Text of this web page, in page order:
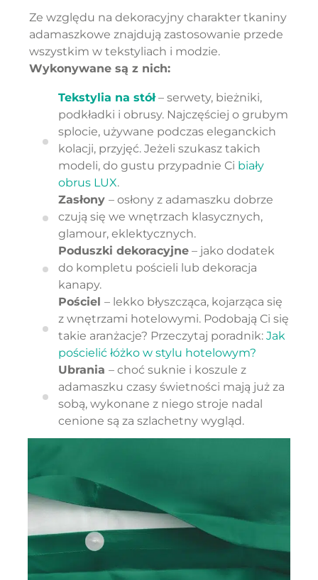
Ze względu na dekoracyjny charakter tkaniny
adamaszkowe znajdują zastosowanie przede
wszystkim w tekstyliach i modzie.
Wykonywane są z nich:
Tekstylia na stół– serwety, bieżniki,
podkładki i obrusy. Najczęściej o grubym
splocie, używane podczas eleganckich
kolacji, przyjęć. Jeżeli szukasz takich
modeli, do gustu przypadnie Ci biały
obrus LUX.
Zasłony– osłony z adamaszku dobrze
czują się we wnętrzach klasycznych,
glamour, eklektycznych.
Poduszki dekoracyjne – jako dodatek
do kompletu pościeli lub dekoracja
kanapy.
Pościel– lekko błyszcząca, kojarząca się
z wnętrzami hotelowymi. Podobają Ci się
takie aranżacje? Przeczytaj poradnik: Jak
pościelić łóżko w stylu hotelowym?
Ubrania– choć suknie i koszule z
adamaszku czasy świetności mają już za
sobą, wykonane z niego stroje nadal
cenione są za szlachetny wygląd.